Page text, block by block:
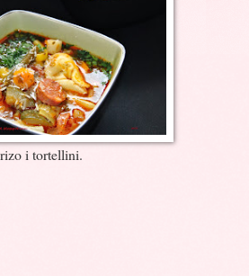
i tortellini.